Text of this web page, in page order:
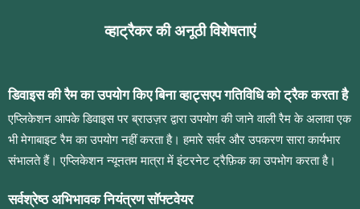
व्हाट्रैकर की अनूठी विशेषताएं
डिवाइस की रैम का उपयोग किए बिना व्हाट्सएप गतिविधि को ट्रैक करता है
एप्लिकेशन आपके डिवाइस पर ब्राउज़र द्वारा उपयोग की जाने वाली रैम के अलावा एक
भी मेगाबाइट रैम का उपयोग नहीं करता है। हमारे सर्वर और उपकरण सारा कार्यभार
संभालते हैं। एप्लिकेशन न्यूनतम मात्रा में इंटरनेट ट्रैफ़िक का उपभोग करता है।
सर्वश्रेष्ठ अभिभावक नियंत्रण सॉफ्टवेयर